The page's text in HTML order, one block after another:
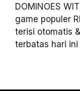
DOMINOES
game populer
terisi otomatis
terbatas hari ini